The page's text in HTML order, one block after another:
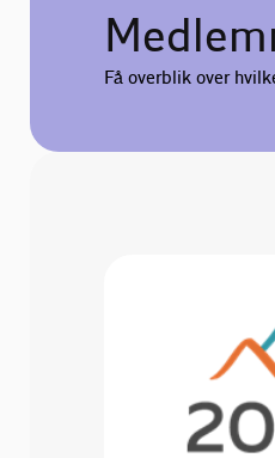
Få overblik over